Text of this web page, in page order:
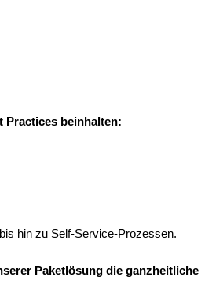
Practices beinhalten:
hin zu Self-Service-Prozessen.
Paketlösung die ganzheitliche